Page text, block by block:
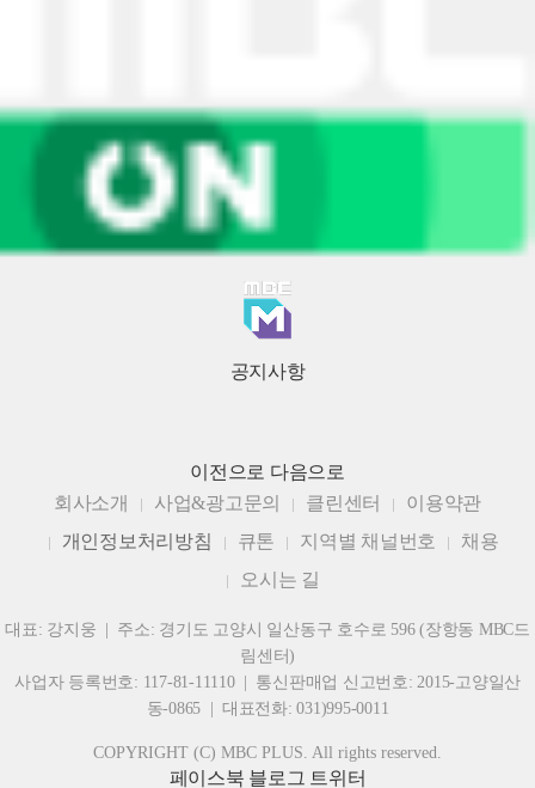
공지사항
이전으로 다음으로
회사소개
사업&광고문의 클린센터
이용약관
개인정보처리방침
큐톤 지역별 채널번호
채용
오시는 길
대표: 강지웅 | 주소: 경기도 고양시 일산동구 호수로 596 (장항동 MBC드
림센터)
사업자 등록번호: 117-81-11110 | 통신판매업 신고번호: 2015-고양일산
동-0865 | 대표전화: 031)995-0011
COPYRIGHT (C) MBC PLUS. All rights reserved.
페이스북 블로그 트위터